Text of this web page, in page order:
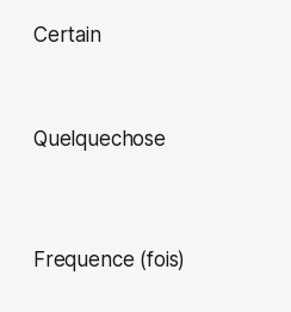
Certain
Quelquechose
Frequence (fois)